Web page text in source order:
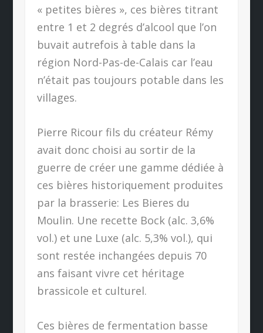
« petites bières », ces bières titrant
entre 1 et 2 degrés d’alcool que l’on
buvait autrefois à table dans la
région Nord-Pas-de-Calais car l’eau
n’était pas toujours potable dans les
villages.
Pierre Ricour fils du créateur Rémy
avait donc choisi au sortir de la
guerre de créer une gamme dédiée à
ces bières historiquement produites
par la brasserie: Les Bieres du
Moulin. Une recette Bock (alc. 3,6%
vol.) et une Luxe (alc. 5,3% vol.), qui
sont restée inchangées depuis 70
ans faisant vivre cet héritage
brassicole et culturel.
Ces bières de fermentation basse